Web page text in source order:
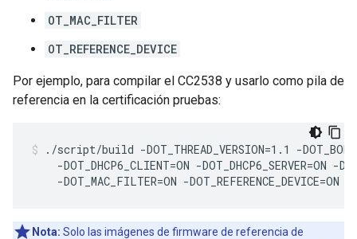
OT_MAC_FILTER
OT_REFERENCE_DEVICE
Por ejemplo, para compilar el CC2538 y usarlo como pila de
referencia en la certificación pruebas:
./script/build -DOT_THREAD_VERSION=1.1 -
-DOT_DHCP6_CLIENT=ON -DOT_DHCP6_SERVER=ON -
    -DOT_MAC_FILTER=ON -DOT_REFERENCE_DEVICE=ON
Nota: Solo las imágenes de firmware de referencia de